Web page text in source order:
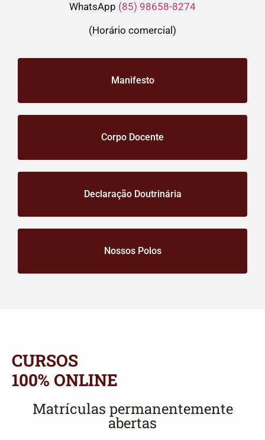
WhatsApp (85) 98658-8274
(Horário comercial)
Manifesto
Corpo Docente
Declaração Doutrinária
Nossos Polos
CURSOS
100% ONLINE
Matrículas permanentemente
abertas